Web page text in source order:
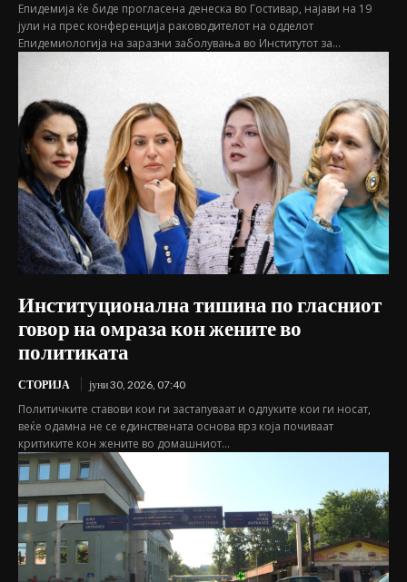
Епидемија ќе биде прогласена денеска во Гостивар, најави на 19
јули на прес конференција раководителот на одделот
Епидемиологија на заразни заболувања во Институтот за...
Институционална тишина по гласниот
говор на омраза кон жените во
политиката
СТОРИЈА јуни 30, 2026, 07:40
Политичките ставови кои ги застапуваат и одлуките кои ги носат,
веќе одамна не се единствената основа врз која почиваат
критиките кон жените во домашниот...